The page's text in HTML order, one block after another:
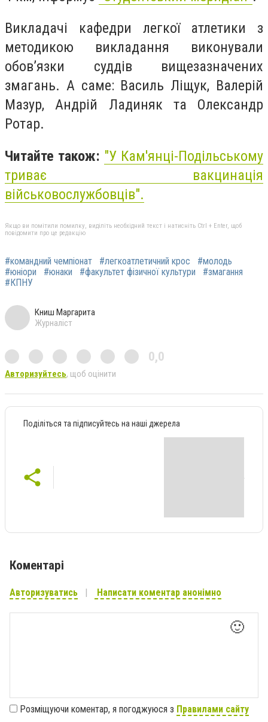
Викладачі кафедри легкої атлетики з
методикою викладання виконували
обов’язки суддів вищезазначених
змагань. А саме: Василь Ліщук, Валерій
Мазур, Андрій Ладиняк та Олександр
Ротар.
Читайте також: "У Кам'янці-Подільському
триває вакцинація
військовослужбовців".
Якщо ви помітили помилку, виділіть необхідний текст і натисніть Ctrl + Enter, щоб
повідомити про це редакцію
#командний чемпіонат #легкоатлетичний крос
#молодь
#юніори
#юнаки #факультет фізичної культури
#змагання
#КПНУ
Книш Маргарита
Журналіст
0,0
Авторизуйтесь, щоб оцінити
Поділіться та підписуйтесь на наші джерела
Коментарі
Авторизуватись Написати коментар анонімно
🙂
Розміщуючи коментар, я погоджуюся з Правилами сайту